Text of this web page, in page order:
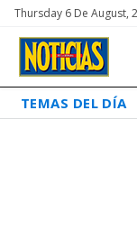
Thursday 6 De August,
TEMAS DEL DÍA